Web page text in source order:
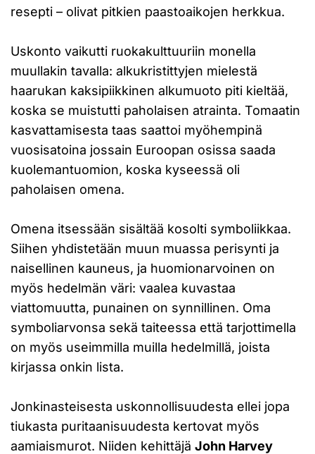
resepti – olivat pitkien paastoaikojen herkkua.
Uskonto vaikutti ruokakulttuuriin monella
muullakin tavalla: alkukristittyjen mielestä
haarukan kaksipiikkinen alkumuoto piti kieltää,
koska se muistutti paholaisen atrainta. Tomaatin
kasvattamisesta taas saattoi myöhempinä
vuosisatoina jossain Euroopan osissa saada
kuolemantuomion, koska kyseessä oli
paholaisen omena.
Omena itsessään sisältää kosolti symboliikkaa.
Siihen yhdistetään muun muassa perisynti ja
naisellinen kauneus, ja huomionarvoinen on
myös hedelmän väri: vaalea kuvastaa
viattomuutta, punainen on synnillinen. Oma
symboliarvonsa sekä taiteessa että tarjottimella
on myös useimmilla muilla hedelmillä, joista
kirjassa onkin lista.
Jonkinasteisesta uskonnollisuudesta ellei jopa
tiukasta puritaanisuudesta kertovat myös
aamiaismurot. Niiden kehittäjä John Harvey